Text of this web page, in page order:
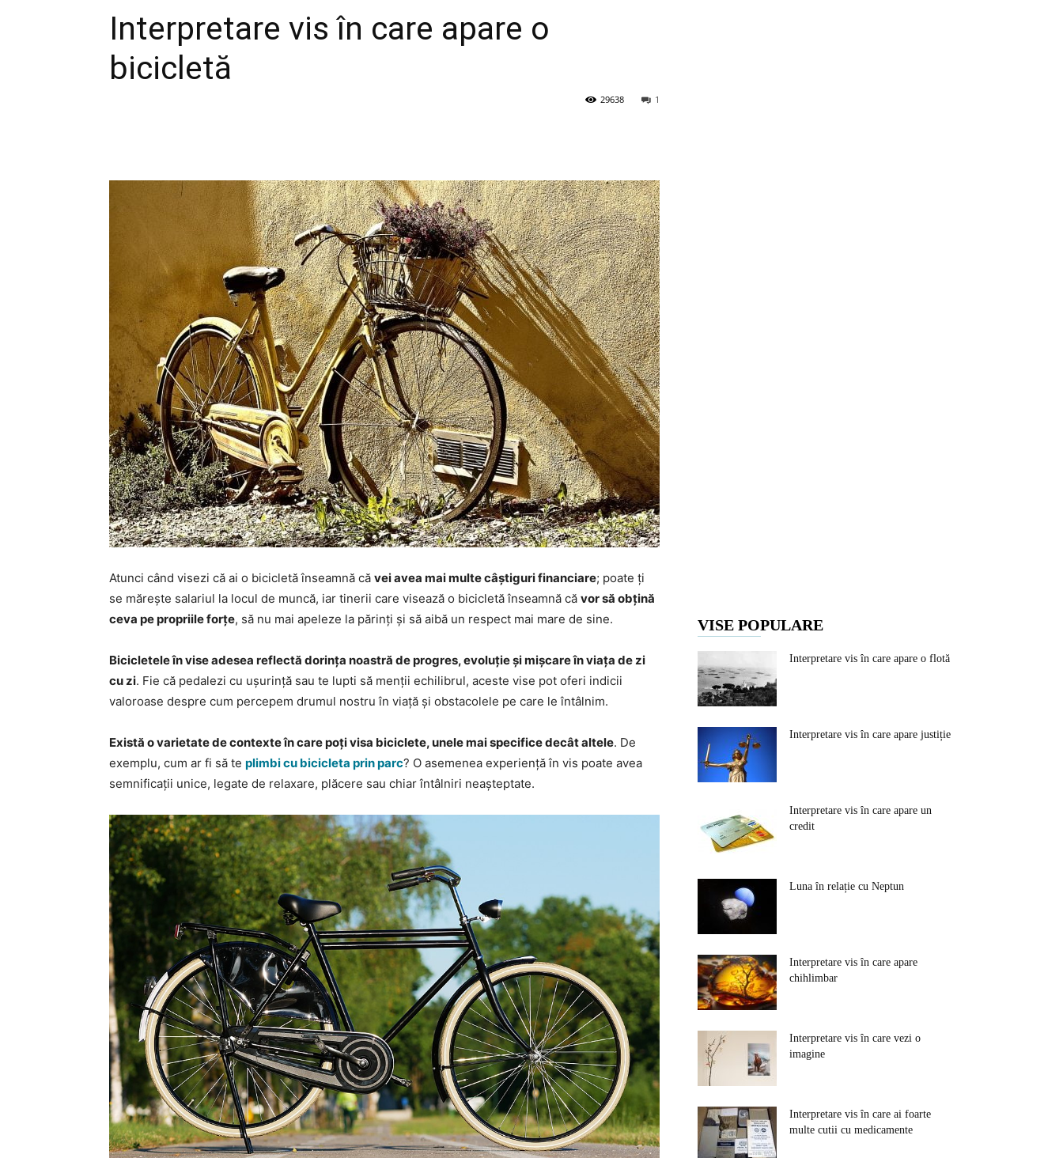
Interpretare vis în care apare o
bicicletă
1
29638
Atunci când visezi că ai o bicicletă înseamnă că vei avea mai multe câștiguri financiare; poate ți
se mărește salariul la locul de muncă, iar tinerii care visează o bicicletă înseamnă că vor să obțină
ceva pe propriile forțe, să nu mai apeleze la părinți și să aibă un respect mai mare de sine.
Bicicletele în vise adesea reflectă dorința noastră de progres, evoluție și mișcare în viața de zi
cu zi. Fie că pedalezi cu ușurință sau te lupti să menții echilibrul, aceste vise pot oferi indicii
valoroase despre cum percepem drumul nostru în viață și obstacolele pe care le întâlnim.
Există o varietate de contexte în care poți visa biciclete, unele mai specifice decât altele. De
exemplu, cum ar fi să te plimbi cu bicicleta prin parc? O asemenea experiență în vis poate avea
semnificații unice, legate de relaxare, plăcere sau chiar întâlniri neașteptate.
VISE POPULARE
Interpretare vis în care apare o flotă
Interpretare vis în care apare justiție
Interpretare vis în care apare un
credit
Luna în relație cu Neptun
Interpretare vis în care apare
chihlimbar
Interpretare vis în care vezi o
imagine
Interpretare vis în care ai foarte
multe cutii cu medicamente